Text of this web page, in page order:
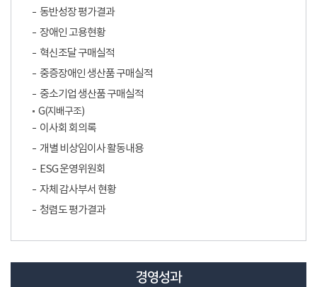
동반성장 평가결과
장애인 고용현황
혁신조달 구매실적
중증장애인 생산품 구매실적
중소기업 생산품 구매실적
G(지배구조)
이사회 회의록
개별 비상임이사 활동내용
ESG 운영위원회
자체 감사부서 현황
청렴도 평가결과
경영성과